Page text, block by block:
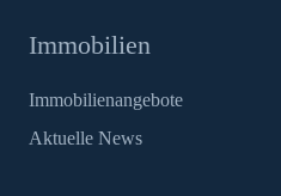
Immobilien
Immobilienangebote
Aktuelle News